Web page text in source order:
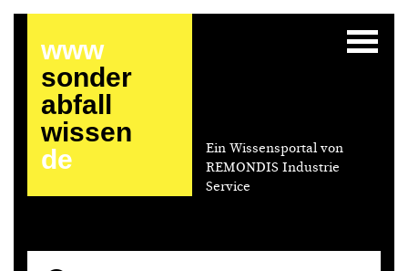
www
sonder
abfall
wissen
de
Ein Wissensportal von
REMONDIS Industrie
Service